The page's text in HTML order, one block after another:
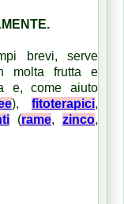
brevi, serve
molta frutta e
e, come aiuto
),fitoterapici,
(rame, zinco,